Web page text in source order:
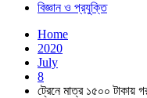
বিজ্ঞান ও প্রযুক্তি
Home
2020
July
8
ট্রেনে মাত্র ১৫০০ টাকায়